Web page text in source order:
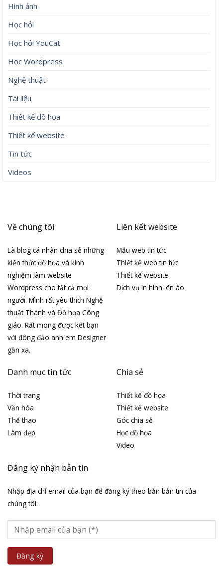
Hình ảnh
Học hỏi
Học hỏi YouCat
Học Wordpress
Nghệ thuật
Tài liệu
Thiết kế đồ họa
Thiết kế website
Tin tức
Videos
Về chúng tôi
Là blog cá nhân chia sẻ những
kiến thức đồ họa và kinh
nghiệm làm website
Wordpress cho tất cả mọi
người. Mình rất yêu thích Nghệ
thuật Thánh và Đồ họa Công
giáo. Rất mong được kết bạn
với đông đảo anh em Designer
gần xa.
Liên kết website
Mẫu web tin tức
Thiết kế web tin tức
Thiết kế website
Dịch vụ In hình lên áo
Danh mục tin tức
Thời trang
Văn hóa
Thể thao
Làm đẹp
Chia sẻ
Thiết kế đồ họa
Thiết kế website
Góc chia sẻ
Học đồ họa
Video
Đăng ký nhận bản tin
Nhập địa chỉ email của bạn để đăng ký theo bản bản tin của
chúng tôi: